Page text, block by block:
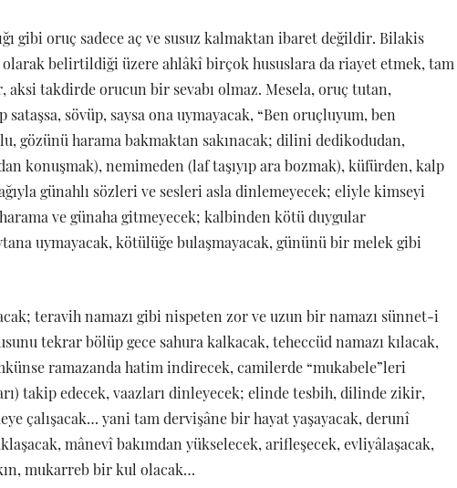
gibi oruç sadece aç ve susuz kalmaktan ibaret değildir. Bilakis
belirtildiği üzere ahlâkî birçok hususlara da riayet etmek, tam
aksi takdirde orucun bir sevabı olmaz. Mesela, oruç tutan,
sövüp, saysa ona uymayacak, “Ben oruçluyum, ben
gözünü harama bakmaktan sakınacak; dilini dedikodudan,
konuşmak), nemimeden (laf taşıyıp ara bozmak), küfürden, kalp
günahlı sözleri ve sesleri asla dinlemeyecek; eliyle kimseyi
ve günaha gitmeyecek; kalbinden kötü duygular
uymayacak, kötülüğe bulaşmayacak, gününü bir melek gibi
teravih namazı gibi nispeten zor ve uzun bir namazı sünnet-i
tekrar bölüp gece sahura kalkacak, teheccüd namazı kılacak,
ramazanda hatim indirecek, camilerde “mukabele”leri
takip edecek, vaazları dinleyecek; elinde tesbih, dilinde zikir,
çalışacak… yani tam dervişâne bir hayat yaşayacak, derunî
mânevî bakımdan yükselecek, arifleşecek, evliyâlaşacak,
mukarreb bir kul olacak…